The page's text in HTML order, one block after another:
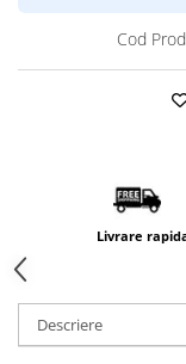
Cod
Livrare
Descriere